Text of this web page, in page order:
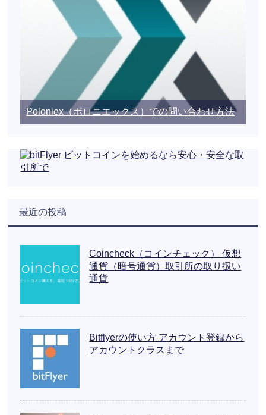
Poloniex（ポロニエックス）での問い合わせ方法
最近の投稿
Coincheck（コインチェック） 仮想
通貨（暗号通貨）取引所の取り扱い
通貨
Bitflyerの使い方 アカウント登録から
アカウントクラスまで